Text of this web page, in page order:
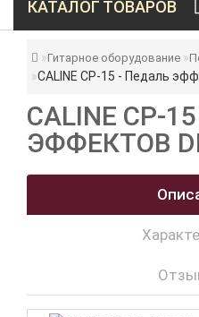
КАТАЛОГ ТОВАРОВ
Гитарное оборудование
CALINE CP-15 - Педаль
CALINE CP-
ЭФФЕКТОВ